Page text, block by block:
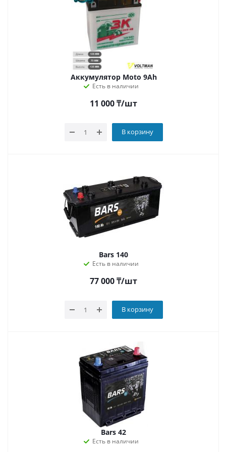
Аккумулятор Moto 9Ah
Есть в наличии
11 000₸/шт
В корзину
Bars 140
Есть в наличии
77 000₸/шт
В корзину
Bars 42
Есть в наличии